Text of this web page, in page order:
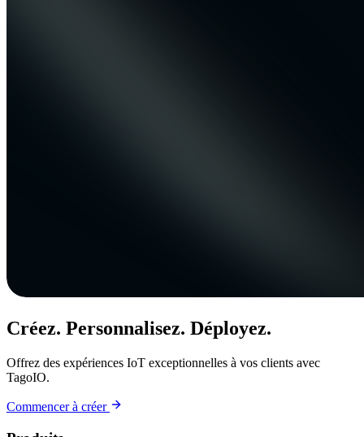
Créez. Personnalisez. Déployez.
Offrez des expériences IoT exceptionnelles à vos clients avec
TagoIO.
Commencer à créer